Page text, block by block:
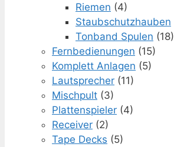
Riemen (4)
Staubschutzhauben
Tonband Spulen (18)
Fernbedienungen (15)
Komplett Anlagen (5)
Lautsprecher (11)
Mischpult (3)
Plattenspieler (4)
Receiver (2)
Tape Decks (5)